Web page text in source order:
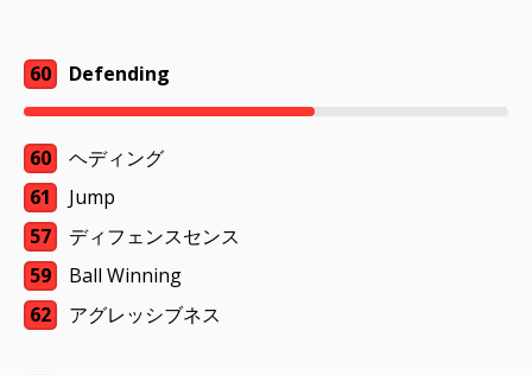
60 Defending
60
ヘディング
61
Jump
57
ディフェンスセンス
59
Ball Winning
62
アグレッシブネス